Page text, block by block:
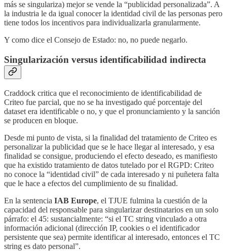
más se singulariza) mejor se vende la “publicidad personalizada”. A
la industria le da igual conocer la identidad civil de las personas pero
tiene todos los incentivos para individualizarla granularmente.
Y como dice el Consejo de Estado: no, no puede negarlo.
Singularización versus identificabilidad indirecta
Craddock critica que el reconocimiento de identificabilidad de
Criteo fue parcial, que no se ha investigado qué porcentaje del
dataset era identificable o no, y que el pronunciamiento y la sanción
se producen en bloque.
Desde mi punto de vista, si la finalidad del tratamiento de Criteo es
personalizar la publicidad que se le hace llegar al interesado, y esa
finalidad se consigue, produciendo el efecto deseado, es manifiesto
que ha existido tratamiento de datos tutelado por el RGPD: Criteo
no conoce la “identidad civil” de cada interesado y ni puñetera falta
que le hace a efectos del cumplimiento de su finalidad.
En la sentencia IAB Europe, el TJUE fulmina la cuestión de la
capacidad del responsable para singularizar destinatarios en un solo
párrafo: el 45: sustancialmente: “si el TC string vinculado a otra
información adicional (dirección IP, cookies o el identificador
persistente que sea) permite identificar al interesado, entonces el TC
string es dato personal”.